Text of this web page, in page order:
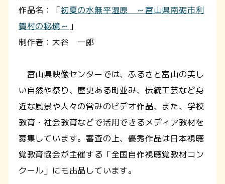
作品名：「初夏の水無平湿原 ～富山県南砺市利
賀村の秘境～ 」
制作者：大谷 一郎
富山県映像センターでは、ふるさと富山の美し
い自然や祭り、歴史ある町並み、伝統工芸など身
近な風景や人々の営みのビデオ作品、また、学校
教育・社会教育などで活用できるメディア教材を
募集しています。審査の上、優秀作品は日本視聴
覚教育協会が主催する「全国自作視聴覚教材コン
クール」にも出品しています。